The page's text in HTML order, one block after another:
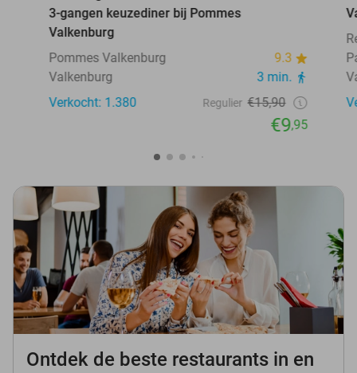
3-gangen keuzediner bij Pommes
Valkenburg
Pommes Valkenburg
9.3
Valkenburg
3 min.
Verkocht: 1.380
Regulier €15,90
€9,95
Ontdek de beste restaurants in en